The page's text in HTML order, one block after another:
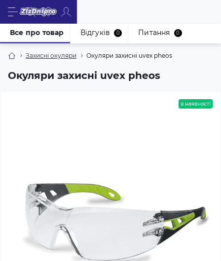
Захисні окуляри Окуляри захисні uvex pheos
Окуляри захисні uvex pheos
Все про товар Відгуків 0 Питання 0
в наявності